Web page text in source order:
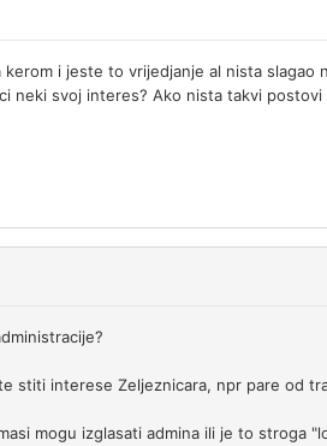
i jeste to vrijedjanje al nista slagao
neki svoj interes? Ako nista takvi
stiti interese Zeljeznicara, npr pare od
mogu izglasati admina ili je to stroga